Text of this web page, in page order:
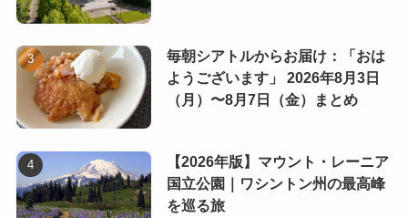
毎朝シアトルからお届け：「おは
ようございます」 2026年8月3日
（月）〜8月7日（金）まとめ
【2026年版】マウント・レーニア
国立公園｜ワシントン州の最高峰
を巡る旅